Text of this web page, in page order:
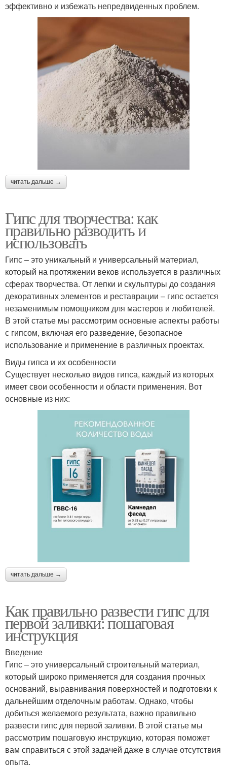
эффективно и избежать непредвиденных проблем.
читать дальше →
Гипс для творчества: как
правильно разводить и
использовать
Гипс – это уникальный и универсальный материал,
который на протяжении веков используется в различных
сферах творчества. От лепки и скульптуры до создания
декоративных элементов и реставрации – гипс остается
незаменимым помощником для мастеров и любителей.
В этой статье мы рассмотрим основные аспекты работы
с гипсом, включая его разведение, безопасное
использование и применение в различных проектах.
Виды гипса и их особенности
Существует несколько видов гипса, каждый из которых
имеет свои особенности и области применения. Вот
основные из них:
читать дальше →
Как правильно развести гипс для
первой заливки: пошаговая
инструкция
Введение
Гипс – это универсальный строительный материал,
который широко применяется для создания прочных
оснований, выравнивания поверхностей и подготовки к
дальнейшим отделочным работам. Однако, чтобы
добиться желаемого результата, важно правильно
развести гипс для первой заливки. В этой статье мы
рассмотрим пошаговую инструкцию, которая поможет
вам справиться с этой задачей даже в случае отсутствия
опыта.